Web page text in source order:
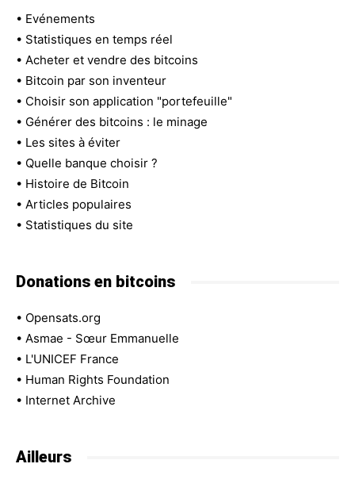
• Evénements
• Statistiques en temps réel
• Acheter et vendre des bitcoins
• Bitcoin par son inventeur
• Choisir son application "portefeuille"
• Générer des bitcoins : le minage
• Les sites à éviter
• Quelle banque choisir ?
• Histoire de Bitcoin
• Articles populaires
• Statistiques du site
Donations en bitcoins
• Opensats.org
• Asmae - Sœur Emmanuelle
• L'UNICEF France
• Human Rights Foundation
• Internet Archive
Ailleurs